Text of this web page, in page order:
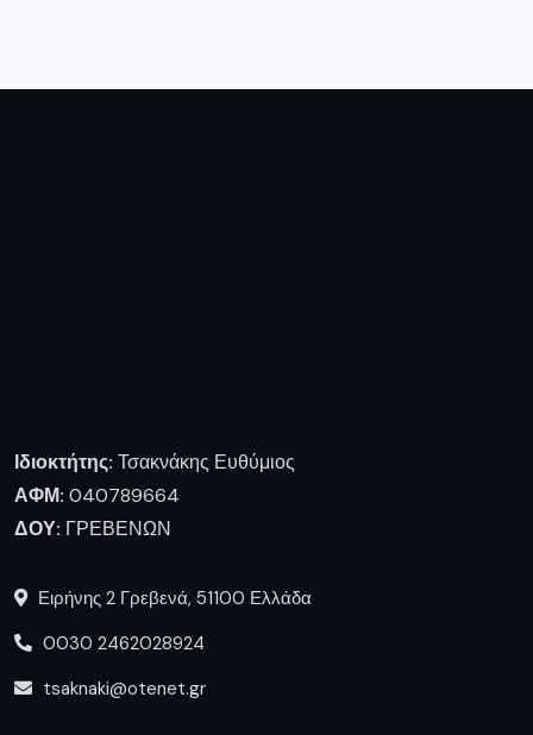
Ιδιοκτήτης: Τσακνάκης Ευθύμιος
ΑΦΜ: 040789664
ΔΟΥ: ΓΡΕΒΕΝΩΝ
Ειρήνης 2 Γρεβενά, 51100 Ελλάδα
0030 2462028924
tsaknaki@otenet.gr